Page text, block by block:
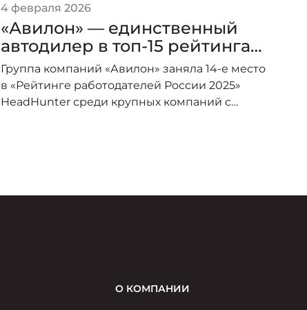
4 февраля 2026
«Авилон» — единственный
автодилер в топ-15 рейтинга
работодателей России среди
крупных компаний
Группа компаний «Авилон» заняла 14-е место
в «Рейтинге работодателей России 2025»
HeadHunter среди крупных компаний с
О КОМПАНИИ